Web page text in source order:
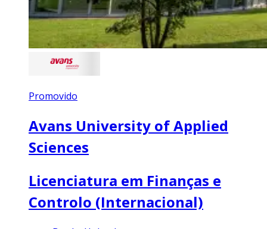
Promovido
Avans University of Applied
Sciences
Licenciatura em Finanças e
Controlo (Internacional)